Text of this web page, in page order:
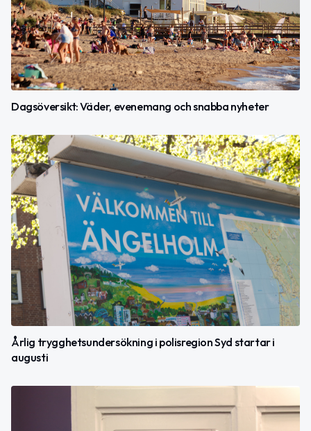
Dagsöversikt: Väder, evenemang och snabba nyheter
Årlig trygghetsundersökning i polisregion Syd startar i
augusti